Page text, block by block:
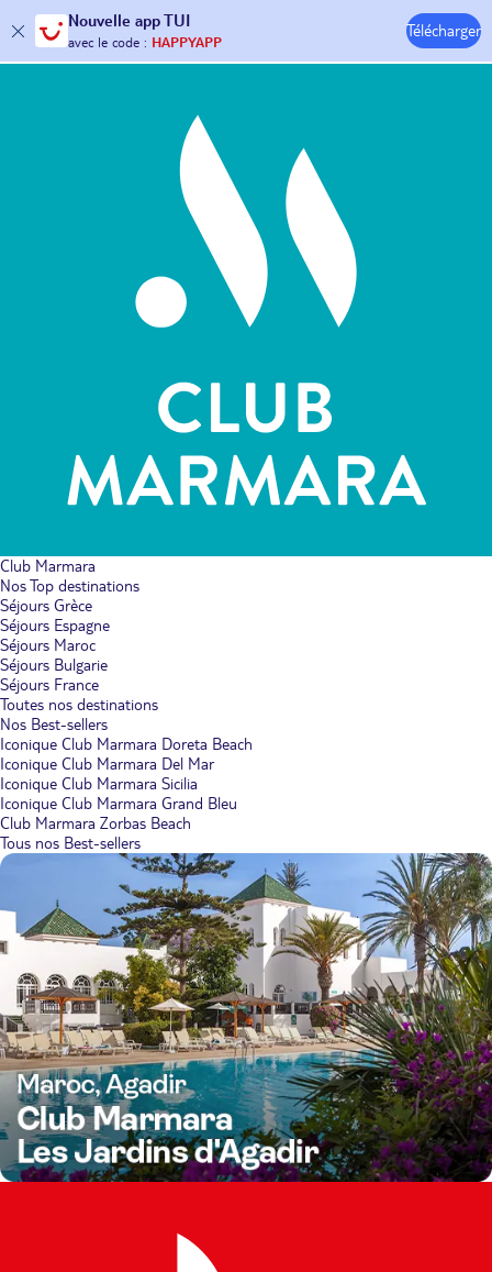
Nouvelle app TUI
30€ offerts*sur votrevoyage !
avec le code :HAPPYAPP
Télécharger
Hôtels & Clubs
Club Marmara
Nos Top destinations
Séjours Grèce
Séjours Espagne
Séjours Maroc
Séjours Bulgarie
Séjours France
Toutes nos destinations
Nos Best-sellers
Iconique Club Marmara Doreta Beach
Iconique Club Marmara Del Mar
Iconique Club Marmara Sicilia
Iconique Club Marmara Grand Bleu
Club Marmara Zorbas Beach
Tous nos Best-sellers